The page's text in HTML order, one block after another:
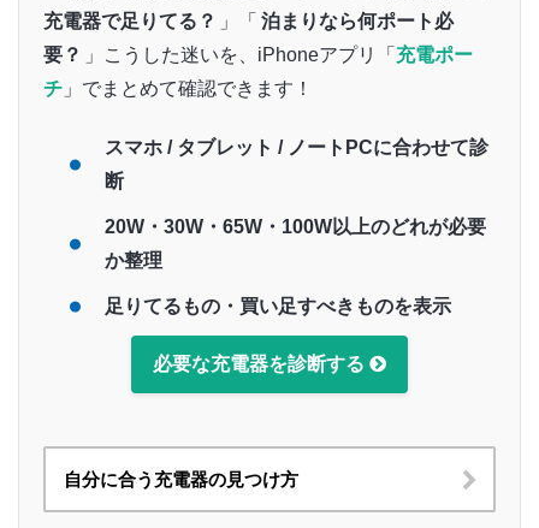
充電器で足りてる？ 」「 泊まりなら何ポート必
要？ 」こうした迷いを、iPhoneアプリ「 充電ポー
チ 」でまとめて確認できます！
スマホ / タブレット / ノートPCに合わせて診
断
20W・30W・65W・100W以上のどれが必要
か整理
足りてるもの・買い足すべきものを表示
必要な充電器を診断する
自分に合う充電器の見つけ方